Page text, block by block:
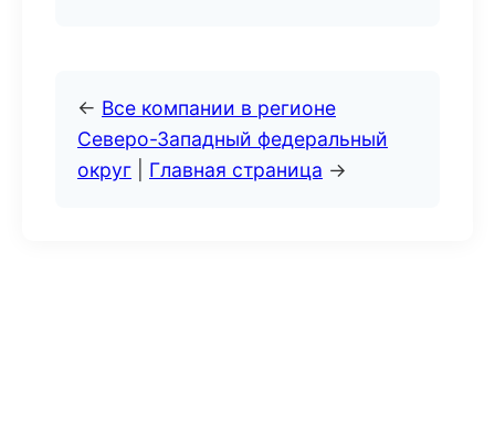
← Все компании в регионе
Северо-Западный федеральный
округ
Главная страница →